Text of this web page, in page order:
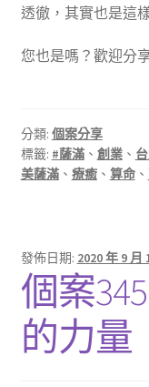
透徹，其實也是這
您也是嗎？歡迎分
分類: 個案分享
標籤: #薩滿、 創業、
美薩滿、 療癒、 算命、
發佈日期: 2020 年 9 月
個案
的力量